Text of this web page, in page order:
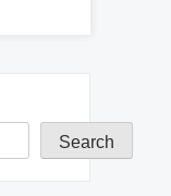
Search